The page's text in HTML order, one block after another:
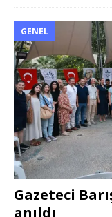
GENEL
Gazeteci
anıldı